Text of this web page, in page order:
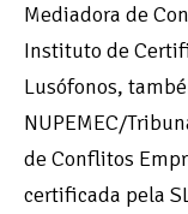
Mediadora de
Instituto de
Lusófonos,
NUPEMEC/
de Conflitos
certificada pela